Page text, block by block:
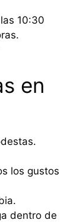
10:30
en
los gustos
dentro de